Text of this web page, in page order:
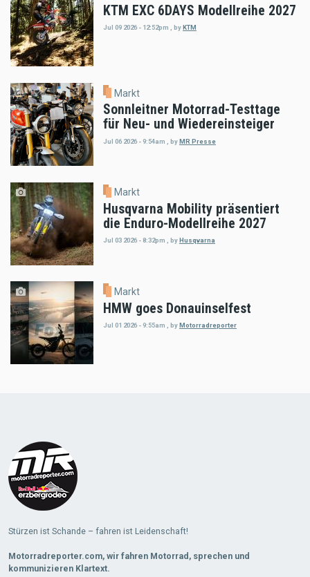
KTM EXC 6DAYS Modellreihe 2027
Jul 09 2026 - 12:52pm byKTM
Markt
Sonnleitner Motorrad-Testtage
für Neu- und Wiedereinsteiger
Jul 06 2026 - 9:54am byMR Presse
Markt
Husqvarna Mobility präsentiert
die Enduro-Modellreihe 2027
Jul 03 2026 - 8:32pm , by Husqvarna
Markt
HMW goes Donauinselfest
Jul 01 2026 - 9:55am byMotorradreporter
Stürzen ist Schande – fahren ist Leidenschaft!
Motorradreporter.com, wir fahren Motorrad, sprechen und
kommunizieren Klartext.